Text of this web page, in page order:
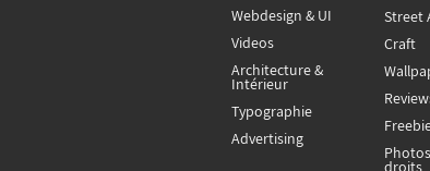
Webdesign & UI
Videos
Architecture &
Intérieur
Typographie
Advertising
Street
Craft
droits